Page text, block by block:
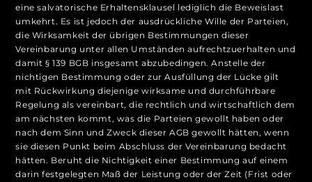
eine salvatorische Erhaltensklausel lediglich die Beweislast
umkehrt. Es ist jedoch der ausdrückliche Wille der Parteien,
die Wirksamkeit der übrigen Bestimmungen dieser
Vereinbarung unter allen Umständen aufrechtzuerhalten und
damit § 139 BGB insgesamt abzubedingen. Anstelle der
nichtigen Bestimmung oder zur Ausfüllung der Lücke gilt
mit Rückwirkung diejenige wirksame und durchführbare
Regelung als vereinbart, die rechtlich und wirtschaftlich dem
am nächsten kommt, was die Parteien gewollt haben oder
nach dem Sinn und Zweck dieser AGB gewollt hätten, wenn
sie diesen Punkt beim Abschluss der Vereinbarung bedacht
hätten. Beruht die Nichtigkeit einer Bestimmung auf einem
darin festgelegten Maß der Leistung oder der Zeit (Frist oder